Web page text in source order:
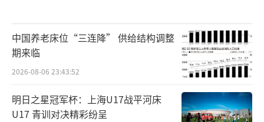
中国养老床位“三连降” 供给结构调整
期来临
2026-08-06 23:43:52
明日之星冠军杯：上海U17战平河床
U17 青训对决精彩纷呈